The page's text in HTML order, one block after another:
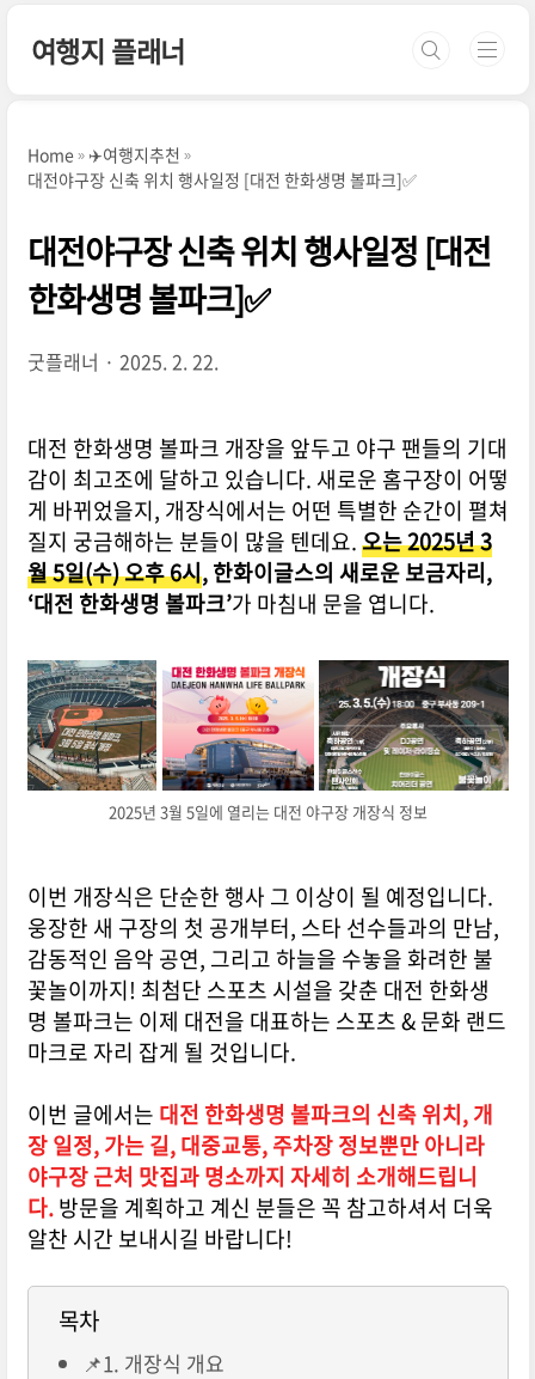
여행지 플래너
Home
✈️여행지추천
대전야구장 신축 위치 행사일정 [대전 한화생명 볼파크]✅
대전야구장 신축 위치 행사일정 [대전
한화생명 볼파크]✅
굿플래너 2025. 2. 22.
대전 한화생명 볼파크 개장을 앞두고 야구 팬들의 기대
감이 최고조에 달하고 있습니다. 새로운 홈구장이 어떻
게 바뀌었을지, 개장식에서는 어떤 특별한 순간이 펼쳐
질지 궁금해하는 분들이 많을 텐데요.오는 2025년 3
월 5일(수) 오후 6시, 한화이글스의 새로운 보금자리,
‘대전 한화생명 볼파크’가 마침내 문을 엽니다.
2025년 3월 5일에 열리는 대전 야구장 개장식 정보
이번 개장식은 단순한 행사 그 이상이 될 예정입니다.
웅장한 새 구장의 첫 공개부터, 스타 선수들과의 만남,
감동적인 음악 공연, 그리고 하늘을 수놓을 화려한 불
꽃놀이까지! 최첨단 스포츠 시설을 갖춘 대전 한화생
명 볼파크는 이제 대전을 대표하는 스포츠 & 문화 랜드
마크로 자리 잡게 될 것입니다.
이번 글에서는 대전 한화생명 볼파크의 신축 위치, 개
장 일정, 가는 길, 대중교통, 주차장 정보뿐만 아니라
야구장 근처 맛집과 명소까지 자세히 소개해드립니
다.방문을 계획하고 계신 분들은 꼭 참고하셔서 더욱
알찬 시간 보내시길 바랍니다!
목차
📌1. 개장식 개요